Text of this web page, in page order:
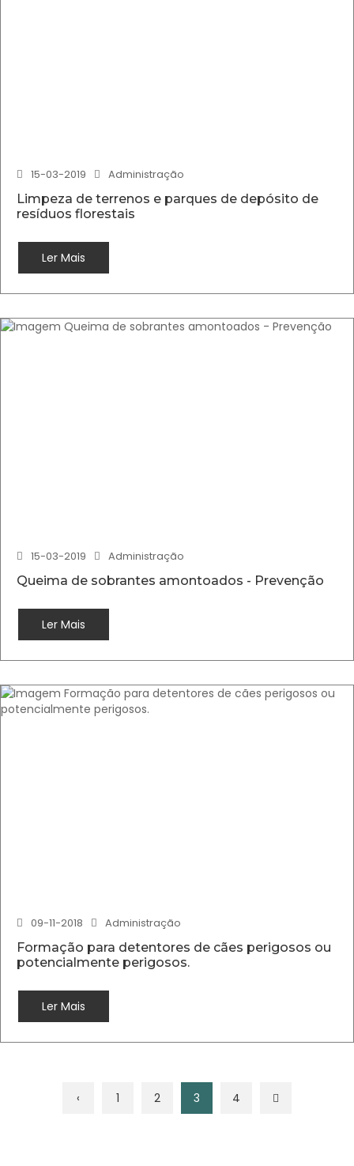
15-03-2019
Administração
Limpeza de terrenos e parques de depósito de
resíduos florestais
Ler Mais
15-03-2019
Administração
Queima de sobrantes amontoados - Prevenção
Ler Mais
09-11-2018
Administração
Formação para detentores de cães perigosos ou
potencialmente perigosos.
Ler Mais
‹ 1 2 3 4